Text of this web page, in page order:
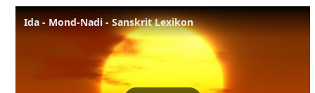
Ida - Mond-Nadi - Sanskrit Lexikon